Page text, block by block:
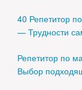
40 Репетитор
— Трудности
Репетитор по
Выбор